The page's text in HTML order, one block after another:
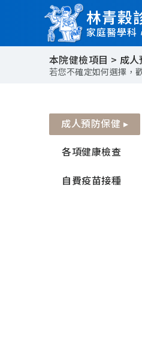
林青穀
家庭醫學科
本院健檢項目 > 成
若您不確定如何選擇，
成人預防保健 ▸
各項健康檢查
自費疫苗接種